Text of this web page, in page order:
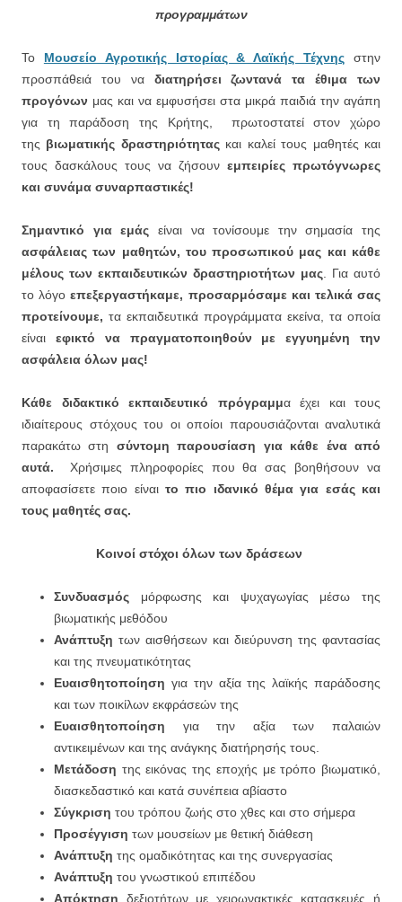
προγραμμάτων
Το Μουσείο Αγροτικής Ιστορίας & Λαϊκής Τέχνης στην
προσπάθειά του να διατηρήσει ζωντανά τα έθιμα των
προγόνων μας και να εμφυσήσει στα μικρά παιδιά την αγάπη
για τη παράδοση της Κρήτης, πρωτοστατεί στον χώρο
της βιωματικής δραστηριότηταςκαι καλεί τους μαθητές και
τους δασκάλους τους να ζήσουν εμπειρίες πρωτόγνωρες
και συνάμα συναρπαστικές!
Σημαντικό για εμάς είναι να τονίσουμε την σημασία της
ασφάλειας των μαθητών, του προσωπικού μας και κάθε
μέλους των εκπαιδευτικών δραστηριοτήτων μας. Για αυτό
το λόγο επεξεργαστήκαμε, προσαρμόσαμε και τελικά σας
προτείνουμε, τα εκπαιδευτικά προγράμματα εκείνα, τα οποία
είναι εφικτό να πραγματοποιηθούν με εγγυημένη την
ασφάλεια όλων μας!
Κάθε διδακτικό εκπαιδευτικό πρόγραμμα έχει και τους
ιδιαίτερους στόχους του οι οποίοι παρουσιάζονται αναλυτικά
παρακάτω στη σύντομη παρουσίαση για κάθε ένα από
αυτά.
Χρήσιμες πληροφορίες που θα σας βοηθήσουν να
αποφασίσετε ποιο είναιτο πιο ιδανικό θέμα για εσάς και
τους μαθητές σας.
Κοινοί στόχοι όλων των δράσεων
Συνδυασμός μόρφωσης και ψυχαγωγίας μέσω της
βιωματικής μεθόδου
Ανάπτυξη των αισθήσεων και διεύρυνση της φαντασίας
και της πνευματικότητας
Ευαισθητοποίηση για την αξία της λαϊκής παράδοσης
και των ποικίλων εκφράσεών της
Ευαισθητοποίηση για την αξία των παλαιών
αντικειμένων και της ανάγκης διατήρησής τους.
Μετάδοση της εικόνας της εποχής με τρόπο βιωματικό,
διασκεδαστικό και κατά συνέπεια αβίαστο
Σύγκριση του τρόπου ζωής στο χθες και στο σήμερα
Προσέγγιση των μουσείων με θετική διάθεση
Ανάπτυξη της ομαδικότητας και της συνεργασίας
Ανάπτυξη του γνωστικού επιπέδου
Απόκτηση δεξιοτήτων με χειρωνακτικές κατασκευές ή